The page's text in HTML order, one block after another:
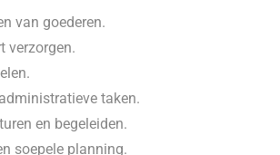
van goederen.
verzorgen.
taken.
en begeleiden.
soepele planning.